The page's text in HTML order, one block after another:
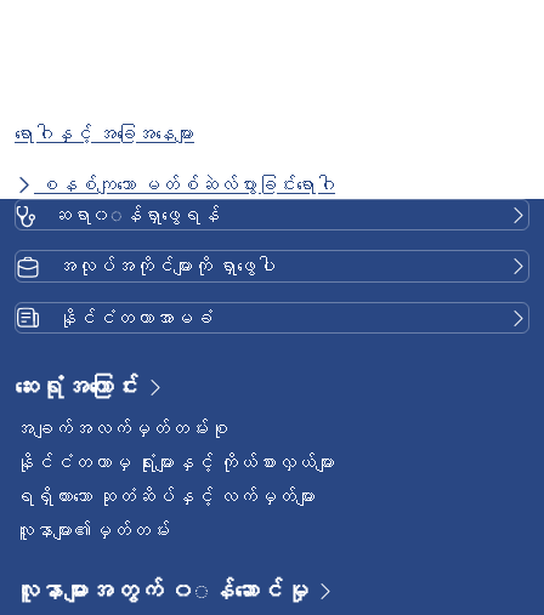
ရောဂါနှင့် အခြေအနေများ
စနစ်ကျသော မတ်စ်ဆဲလ်ပွားခြင်းရောဂါ
ဆရာ၀◌န်ရှာဖွေရန်
အလုပ်အကိုင်များကို ရှာဖွေပါ
နိုင်ငံတကာအာမခံ
ဆေးရုံအကြောင်း
အချက်အလက်မှတ်တမ်းစု
နိုင်ငံတကာမှ ရုံးများနှင့် ကိုယ်စားလှယ်များ
ရရှိထားသော ဆုတံဆိပ်နှင့် လက်မှတ်များ
လူနာများ၏မှတ်တမ်း
လူနာများအတွက် ၀◌န်ဆောင်မှု